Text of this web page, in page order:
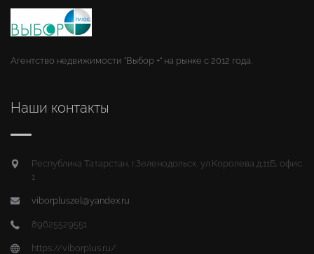
Агентство недвижимости "Выбор +" на рынке с 2012 года.
Наши контакты
Республика Татарстан, г.Зеленодольск, ул.Королева д.11Б, офис
1
viborpluszel@yandex.ru
89625529551
https://viborplus.ru/